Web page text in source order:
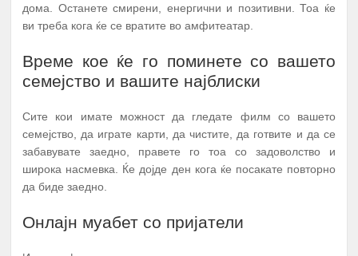
дома. Останете смирени, енергични и позитивни. Тоа ќе
ви треба кога ќе се вратите во амфитеатар.
Време кое ќе го поминете со вашето
семејство и вашите најблиски
Сите кои имате можност да гледате филм со вашето
семејство, да играте карти, да чистите, да готвите и да се
забавувате заедно, правете го тоа со задоволство и
широка насмевка. Ќе дојде ден кога ќе посакате повторно
да биде заедно.
Онлајн муабет со пријатели